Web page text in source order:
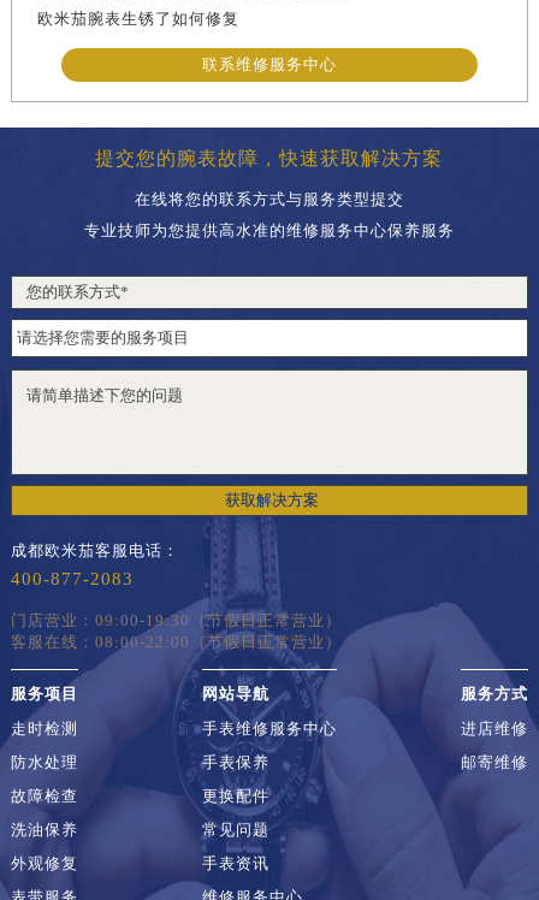
欧米茄腕表生锈了如何修复
联系维修服务中心
提交您的腕表故障，快速获取解决方案
在线将您的联系方式与服务类型提交
专业技师为您提供高水准的维修服务中心保养服务
获取解决方案
成都欧米茄客服电话：
400-877-2083
门店营业：09:00-19:30（节假日正常营业）
客服在线：08:00-22:00（节假日正常营业）
服务项目
走时检测
防水处理
故障检查
洗油保养
外观修复
网站导航
手表维修服务中心
手表保养
更换配件
常见问题
手表资讯
服务方式
进店维修
邮寄维修